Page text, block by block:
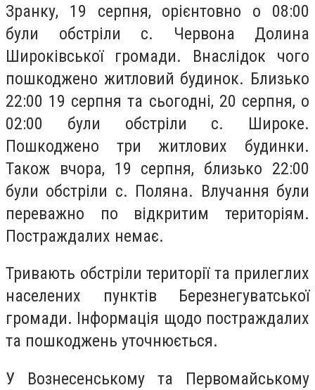
Зранку, 19 серпня, орієнтовно о 08:00
були обстріли с. Червона Долина
Широківської громади. Внаслідок чого
пошкоджено житловий будинок. Близько
22:00 19 серпня та сьогодні, 20 серпня, о
02:00 були обстріли с. Широке.
Пошкоджено три житлових будинки.
Також вчора, 19 серпня, близько 22:00
були обстріли с. Поляна. Влучання були
переважно по відкритим територіям.
Постраждалих немає.
Тривають обстріли території та прилеглих
населених пунктів Березнегуватської
громади. Інформація щодо постраждалих
та пошкоджень уточнюється.
У Вознесенському та Первомайському